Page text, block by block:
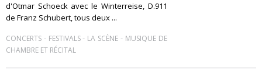
d'Otmar Schoeck avec le Winterreise, D.911
de Franz Schubert, tous deux ...
CONCERTS - FESTIVALS- LA SCÈNE - MUSIQUE DE
CHAMBRE ET RÉCITAL